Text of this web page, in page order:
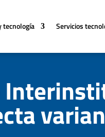
tecnología Servicios